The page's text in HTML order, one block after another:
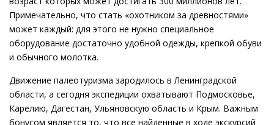
Примечательно, что стать «охотником за древностями»
может каждый: для этого не нужно специальное
оборудование достаточно удобной одежды, крепкой обуви
и обычного молотка.
Движение палеотуризма зародилось в Ленинградской
области, а сегодня экспедиции охватывают Подмосковье,
Карелию, Дагестан, Ульяновскую область и Крым. Важным
бонусом является то, что все найденные в ходе экскурсий